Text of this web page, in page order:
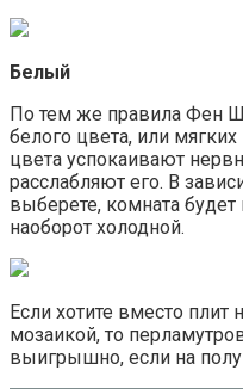
Белый
По тем же правила Фен
белого цвета, или
цвета успокаивают
расслабляют его. В
выберете, комната
наоборот холодной.
Если хотите вместо плит
мозаикой, то
выигрышно, если на